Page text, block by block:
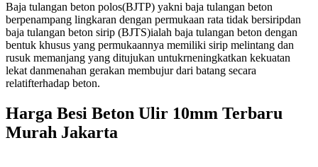
Baja tulangan beton polos(BJTP) yakni baja tulangan beton
berpenampang lingkaran dengan permukaan rata tidak bersiripdan
baja tulangan beton sirip (BJTS)ialah baja tulangan beton dengan
bentuk khusus yang permukaannya memiliki sirip melintang dan
rusuk memanjang yang ditujukan untukrneningkatkan kekuatan
lekat danmenahan gerakan membujur dari batang secara
relatifterhadap beton.
Harga Besi Beton Ulir 10mm Terbaru
Murah Jakarta